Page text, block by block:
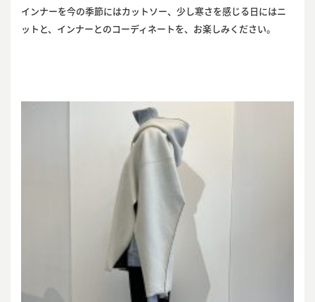
インナーを今の季節にはカットソー、少し寒さを感じる日にはニ
ットと、インナーとのコーディネートを、お楽しみください。